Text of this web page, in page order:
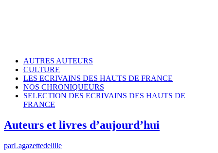
AUTRES AUTEURS
CULTURE
LES ECRIVAINS DES HAUTS DE FRANCE
NOS CHRONIQUEURS
SELECTION DES ECRIVAINS DES HAUTS DE
FRANCE
Auteurs et livres d’aujourd’hui
parLagazettedelille